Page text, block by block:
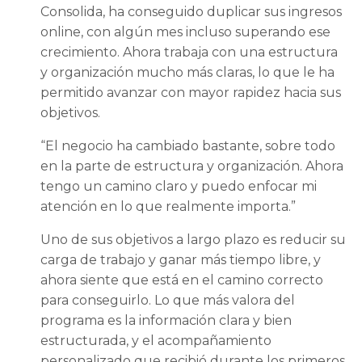
Consolida, ha conseguido duplicar sus ingresos
online, con algún mes incluso superando ese
crecimiento. Ahora trabaja con una estructura
y organización mucho más claras, lo que le ha
permitido avanzar con mayor rapidez hacia sus
objetivos.
“El negocio ha cambiado bastante, sobre todo
en la parte de estructura y organización. Ahora
tengo un camino claro y puedo enfocar mi
atención en lo que realmente importa.”
Uno de sus objetivos a largo plazo es reducir su
carga de trabajo y ganar más tiempo libre, y
ahora siente que está en el camino correcto
para conseguirlo. Lo que más valora del
programa es la información clara y bien
estructurada, y el acompañamiento